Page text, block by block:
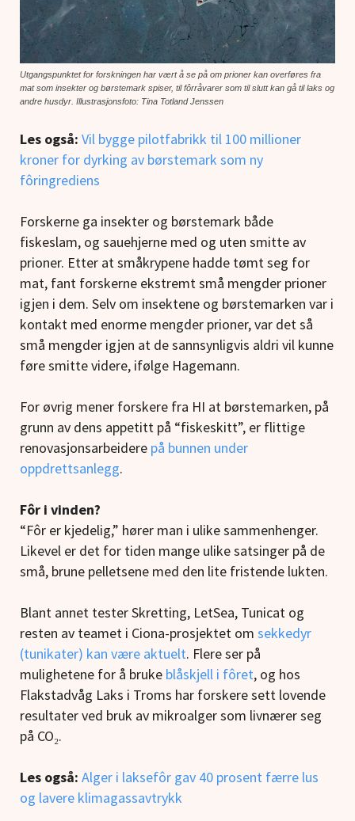
Utgangspunktet for forskningen har vært å se på om prioner kan overføres fra
mat som insekter og børstemark spiser, til fôrråvarer som til slutt kan gå til laks og
andre husdyr. Illustrasjonsfoto: Tina Totland Jenssen
Les også: Vil bygge pilotfabrikk til 100 millioner
kroner for dyrking av børstemark som ny
fôringrediens
Forskerne ga insekter og børstemark både
fiskeslam, og sauehjerne med og uten smitte av
prioner. Etter at småkrypene hadde tømt seg for
mat, fant forskerne ekstremt små mengder prioner
igjen i dem. Selv om insektene og børstemarken var i
kontakt med enorme mengder prioner, var det så
små mengder igjen at de sannsynligvis aldri vil kunne
føre smitte videre, ifølge Hagemann.
For øvrig mener forskere fra HI at børstemarken, på
grunn av dens appetitt på “fiskeskitt”, er flittige
renovasjonsarbeidere på bunnen under
oppdrettsanlegg.
Fôr i vinden?
“Fôr er kjedelig,” hører man i ulike sammenhenger.
Likevel er det for tiden mange ulike satsinger på de
små, brune pelletsene med den lite fristende lukten.
Blant annet tester Skretting, LetSea, Tunicat og
resten av teamet i Ciona-prosjektet om sekkedyr
(tunikater) kan være aktuelt. Flere ser på
mulighetene for å bruke blåskjell i fôret, og hos
Flakstadvåg Laks i Troms har forskere sett lovende
resultater ved bruk av mikroalger som livnærer seg
på CO₂.
Les også: Alger i laksefôr gav 40 prosent færre lus
og lavere klimagassavtrykk